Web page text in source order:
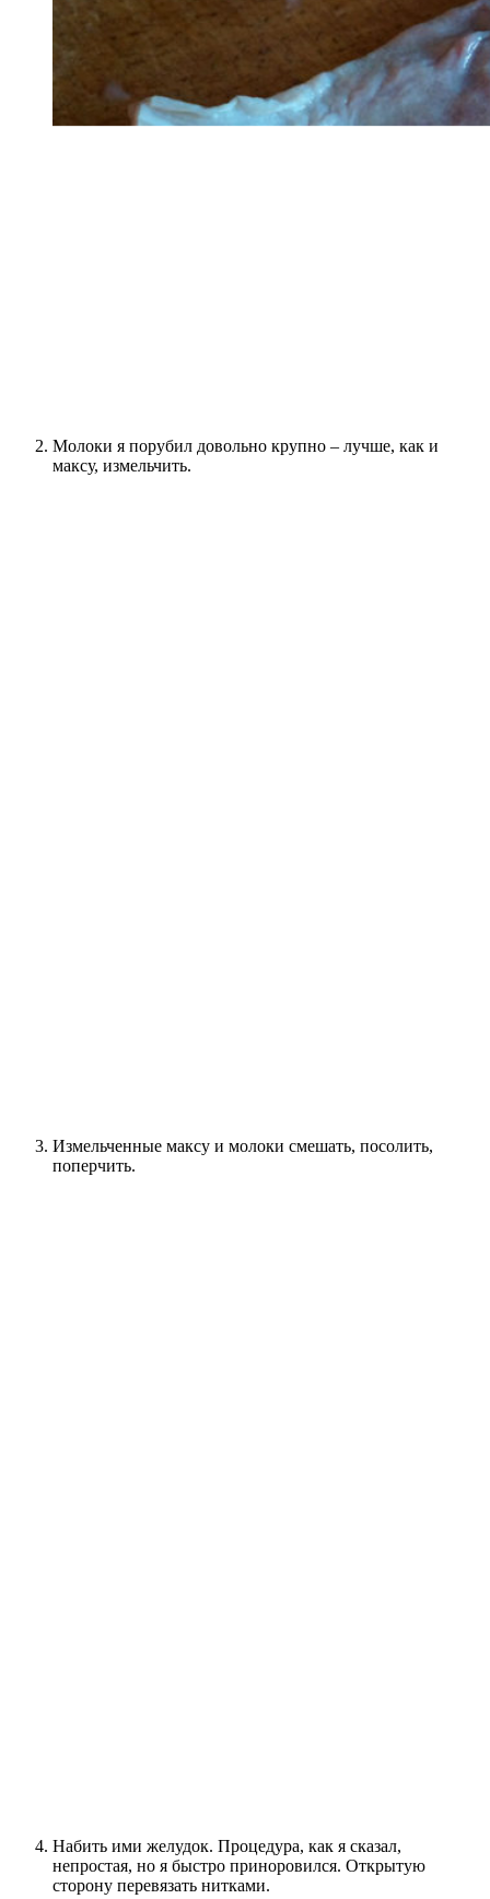
Молоки я порубил довольно крупно – лучше, как и
максу, измельчить.
Измельченные максу и молоки смешать, посолить,
поперчить.
Набить ими желудок. Процедура, как я сказал,
непростая, но я быстро приноровился. Открытую
сторону перевязать нитками.